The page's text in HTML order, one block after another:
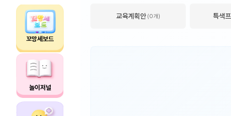
꼬망세보드
놀이저널
교육계획안 (0개) 특색